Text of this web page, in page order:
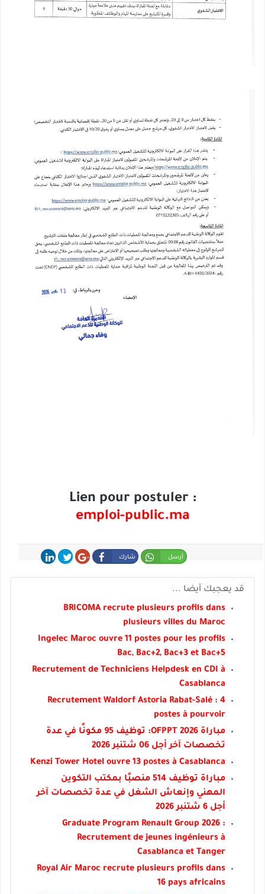
Lien pour postuler :
emploi-public.ma
شارك أرسل
قد يعجبك أيضا ...
BRICOMA recrute plusieurs profils dans
plusieurs villes du Maroc
Ingelec Maroc ouvre 11 postes pour les profils
Bac, Bac+2, Bac+3 et Bac+5
Recrutement de Techniciens Helpdesk en CDI à
Casablanca
Recrutement Waldorf Astoria Rabat-Salé : 4
postes à pourvoir
مباراة OFPPT 2026: توظيف 95 مكونًا في عدة
تخصصات آخر أجل 06 شتنبر 2026
Kenzi Tower Hotel ouvre 13 postes à Casablanca
مباراة توظيف 514 منصبًا بمكتب التكوين
المهني وإنعاش الشغل في عدة تخصصات آخر
أجل 6 شتنبر 2026
Graduate Program Renault Group 2026 :
Recrutement de jeunes ingénieurs à
Casablanca et Tanger
Royal Air Maroc recrute plusieurs profils dans
16 pays africains